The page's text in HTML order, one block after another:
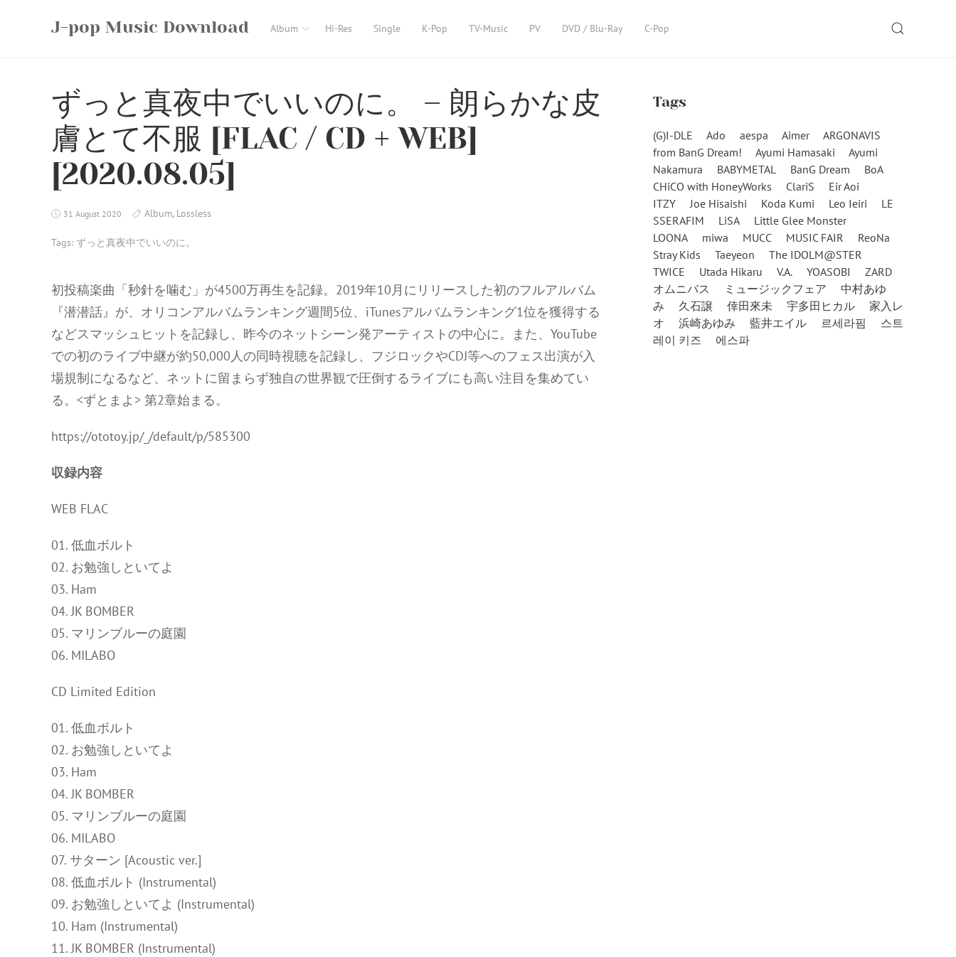
J-pop Music Download Album Hi-Res Single K-Pop TV-Music PV DVD / Blu-Ray C-Pop SEARCH
ずっと真夜中でいいのに。 – 朗らかな皮
膚とて不服 [FLAC / CD + WEB]
[2020.08.05]
31 August 2020 Album, Lossless
Tags: ずっと真夜中でいいのに。
初投稿楽曲「秒針を噛む」が4500万再生を記録。2019年10月にリリースした初のフルアルバム
『潜潜話』が、オリコンアルバムランキング週間5位、iTunesアルバムランキング1位を獲得する
などスマッシュヒットを記録し、昨今のネットシーン発アーティストの中心に。また、YouTube
での初のライブ中継が約50,000人の同時視聴を記録し、フジロックやCDJ等へのフェス出演が入
場規制になるなど、ネットに留まらず独自の世界観で圧倒するライブにも高い注目を集めてい
る。<ずとまよ> 第2章始まる。
https://ototoy.jp/_/default/p/585300
収録内容
WEB FLAC
01. 低血ボルト
02. お勉強しといてよ
03. Ham
04. JK BOMBER
05. マリンブルーの庭園
06. MILABO
CD Limited Edition
01. 低血ボルト
02. お勉強しといてよ
03. Ham
04. JK BOMBER
05. マリンブルーの庭園
06. MILABO
07. サターン [Acoustic ver.]
08. 低血ボルト (Instrumental)
09. お勉強しといてよ (Instrumental)
10. Ham (Instrumental)
11. JK BOMBER (Instrumental)
Tags
(G)I-DLE Ado aespa Aimer
ARGONAVIS
from BanG Dream!
Ayumi Hamasaki
Ayumi
Nakamura
BABYMETAL BanG Dream
BoA
CHiCO with HoneyWorks
ClariS
Eir Aoi
ITZY
Joe Hisaishi Koda Kumi Leo Ieiri
LE
SSERAFIM
LiSA
Little Glee Monster
LOONA
miwa MUCC MUSIC FAIR
ReoNa
Stray Kids
Taeyeon
The IDOLM@STER
TWICE
Utada Hikaru V.A. YOASOBI
ZARD
オムニバス
ミュージックフェア
中村あゆ
み
久石譲 倖田來未 宇多田ヒカル
家入レ
オ
浜崎あゆみ 藍井エイル 르세라핌
스트
레이 키즈
에스파